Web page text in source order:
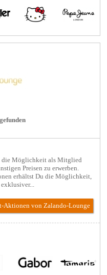
die Möglichkeit als Mitglied
Preisen zu erwerben.
erhältst Du die Möglichkeit,
Aktionenvon Zalando-Lounge